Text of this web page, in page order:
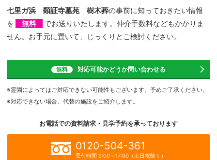
七里ガ浜 顕証寺墓苑 樹木葬の事前に知っておきたい情報
を
無料
でお送りいたします。仲介手数料などもかかりま
せん。お手元に置いて、じっくりとご検討ください。
無料 対応可能かどうか問い合わせる
※霊園によってはご対応できない可能性もございます。予めご了承ください。
※対応できない場合、代替の施設をご紹介します。
お電話での資料請求・見学予約を承っております
0120-504-361
受付時間 9:00～17:00（土日祝除く）